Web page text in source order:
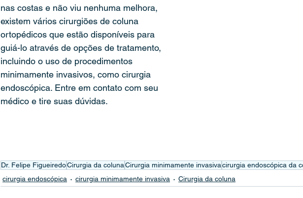
nas costas e não viu nenhuma melhora,
existem vários cirurgiões de coluna
ortopédicos que estão disponíveis para
guiá-lo através de opções de tratamento,
incluindo o uso de procedimentos
minimamente invasivos, como cirurgia
endoscópica. Entre em contato com seu
médico e tire suas dúvidas.
Dr. Felipe FigueiredoCirurgia da colunaCirurgia minimamente invasivacirurgia endoscópica da
cirurgia endoscópica
cirurgia minimamente invasiva Cirurgia da coluna